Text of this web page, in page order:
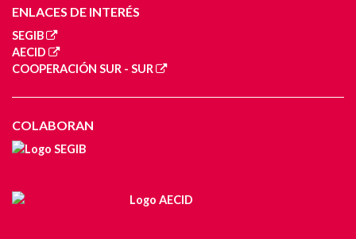
ENLACES DE INTERÉS
SEGIB
AECID
COOPERACIÓN SUR - SUR
COLABORAN